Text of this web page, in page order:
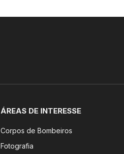
ÁREAS DE INTERESSE
Corpos de Bombeiros
Fotografia